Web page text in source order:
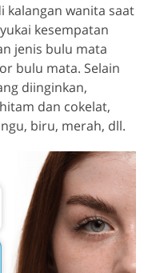
kalangan wanita saat
kesempatan
jenis bulu mata
bulu mata. Selain
diinginkan,
dan cokelat,
biru, merah, dll.